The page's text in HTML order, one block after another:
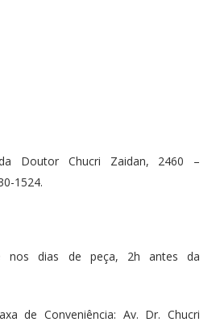
Doutor Chucri Zaidan, 2460 –
1524.
nos dias de peça, 2h antes da
de Conveniência: Av. Dr. Chucri